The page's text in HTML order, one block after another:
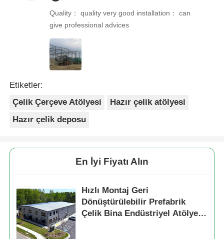
Quality： quality very good installation： can
give professional advices
Etiketler:
Çelik Çerçeve Atölyesi
Hazır çelik atölyesi
Hazır çelik deposu
En İyi Fiyatı Alın
Hızlı Montaj Geri
Dönüştürülebilir Prefabrik
Çelik Bina Endüstriyel Atölyesi